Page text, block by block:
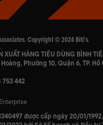
Copyright © 2024 Biti's.
XUẤT HÀNG TIÊU DÙNG BÌNH
Phường 10, Quận 6, TP.
442
được cấp ngày 20/01/